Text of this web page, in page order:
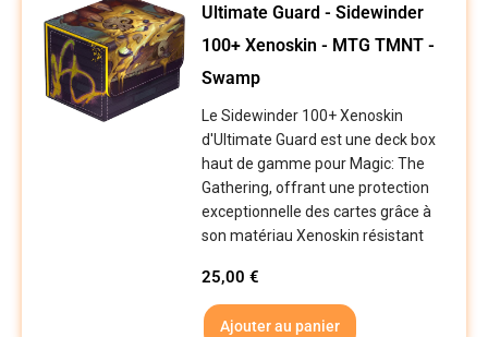
Ultimate Guard - Sidewinder
100+ Xenoskin - MTG TMNT -
Swamp
Le Sidewinder 100+ Xenoskin
d'Ultimate Guard est une deck box
haut de gamme pour Magic: The
Gathering, offrant une protection
exceptionnelle des cartes grâce à
son matériau Xenoskin résistant
25,00€
Ajouter au panier